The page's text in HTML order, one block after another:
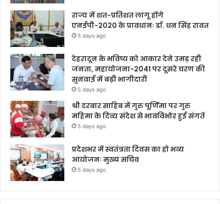
राज्य में शत-प्रतिशत लागू होंगे
एनईपी-2020 के प्रावधानः डाॅ. धन सिंह रावत
5 days ago
देहरादून के भविष्य को आकार देने उमड़ रही
जनता, महायोजना-2041 पर दूसरे चरण की
सुनवाई में बढ़ी भागीदारी
5 days ago
श्री दरबार साहिब में गुरु पूर्णिमा पर गुरु
महिमा के दिव्य संदेश से भावविभोर हुई संगतें
5 days ago
प्रदेशभर में स्वतंत्रता दिवस का हो भव्य
आयोजनः मुख्य सचिव
5 days ago